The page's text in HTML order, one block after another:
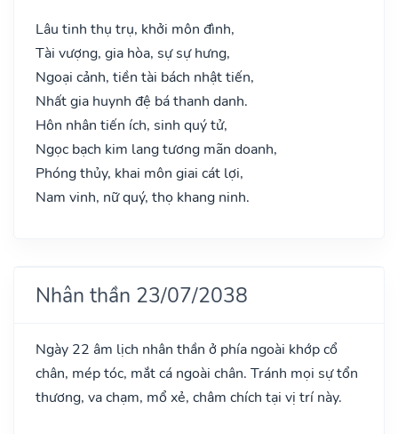
Lâu tinh thụ trụ, khởi môn đình,
Tài vượng, gia hòa, sự sự hưng,
Ngoại cảnh, tiền tài bách nhật tiến,
Nhất gia huynh đệ bá thanh danh.
Hôn nhân tiến ích, sinh quý tử,
Ngọc bạch kim lang tương mãn doanh,
Phóng thủy, khai môn giai cát lợi,
Nam vinh, nữ quý, thọ khang ninh.
Nhân thần 23/07/2038
Ngày 22 âm lịch nhân thần ở phía ngoài khớp cổ
chân, mép tóc, mắt cá ngoài chân. Tránh mọi sự tổn
thương, va chạm, mổ xẻ, châm chích tại vị trí này.